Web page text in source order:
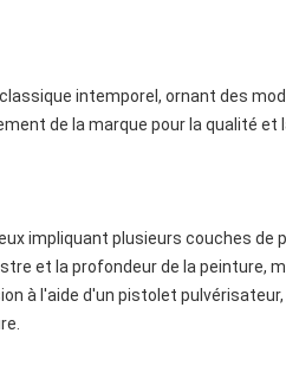
intemporel, ornant des
de la marque pour la qualité
impliquant plusieurs couches de
et la profondeur de la peinture,
à l'aide d'un pistolet